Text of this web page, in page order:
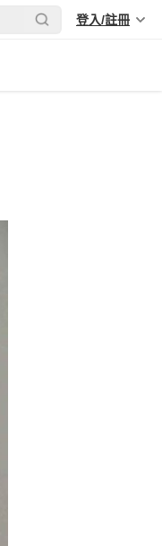
登入/註冊